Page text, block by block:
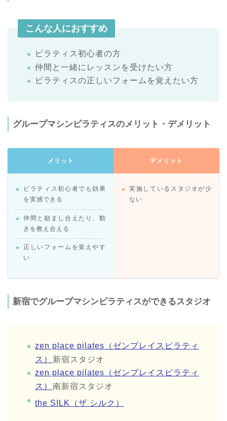
こんな人におすすめ
ピラティス初心者の方
仲間と一緒にレッスンを受けたい方
ピラティスの正しいフォームを覚えたい方
グループマシンピラティスのメリット・デメリット
メリット
ピラティス初心者でも効果
を実感できる
仲間と励まし合えたり、動
きを教え合える
正しいフォームを覚えやす
い
デメリット
実施しているスタジオが少
ない
新宿でグループマシンピラティスができるスタジオ
zen place pilates（ゼンプレイスピラティ
ス）
新宿スタジオ
zen place pilates（ゼンプレイスピラティ
ス） 南新宿スタジオ
the SILK（ザ シルク）